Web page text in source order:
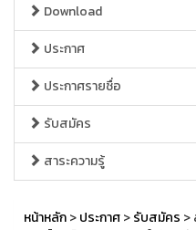
Download
ประกาศ
ประกาศรายชื่อ
รับสมัคร
สาระความรู้
หน้าหลัก>ประกาศ>รับสมัคร >